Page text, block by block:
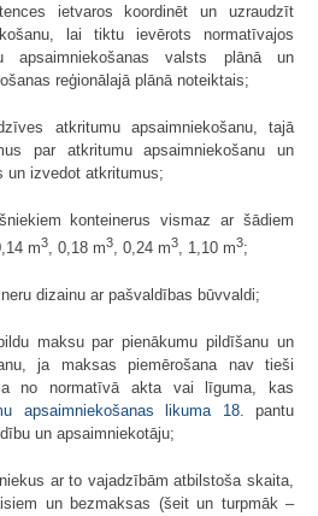
ietvaros koordinēt un uzraudzīt
lai tiktu ievērots normatīvajos
apsaimniekošanas valsts plānā un
reģionālajā plānā noteiktais;
atkritumu apsaimniekošanu, tajā
par atkritumu apsaimniekošanu un
un izvedot atkritumus;
konteinerus vismaz ar šādiem
m3, 0,18 m3, 0,24 m3, 1,10 m3;
dizainu ar pašvaldības būvvaldi;
maksu par pienākumu pildīšanu un
ja maksas piemērošana nav tieši
no normatīvā akta vai līguma, kas
apsaimniekošanas likuma 18. pantu
un apsaimniekotāju;
ar to vajadzībām atbilstoša skaita,
un bezmaksas (šeit un turpmāk –